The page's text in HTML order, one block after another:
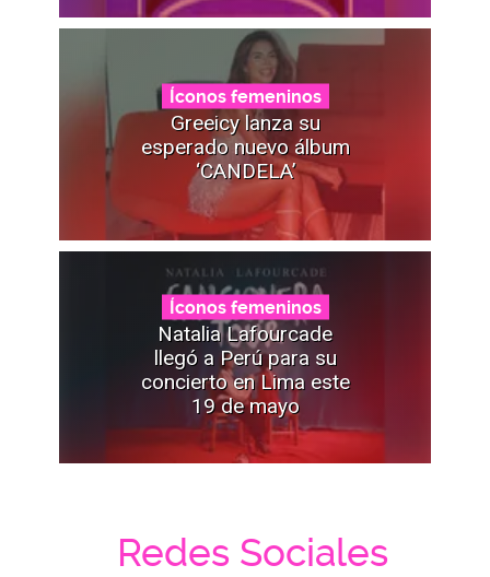
Íconos femeninos
Greeicy lanza su
esperado nuevo álbum
‘CANDELA’
Íconos femeninos
Natalia Lafourcade
llegó a Perú para su
concierto en Lima este
19 de mayo
Redes Sociales